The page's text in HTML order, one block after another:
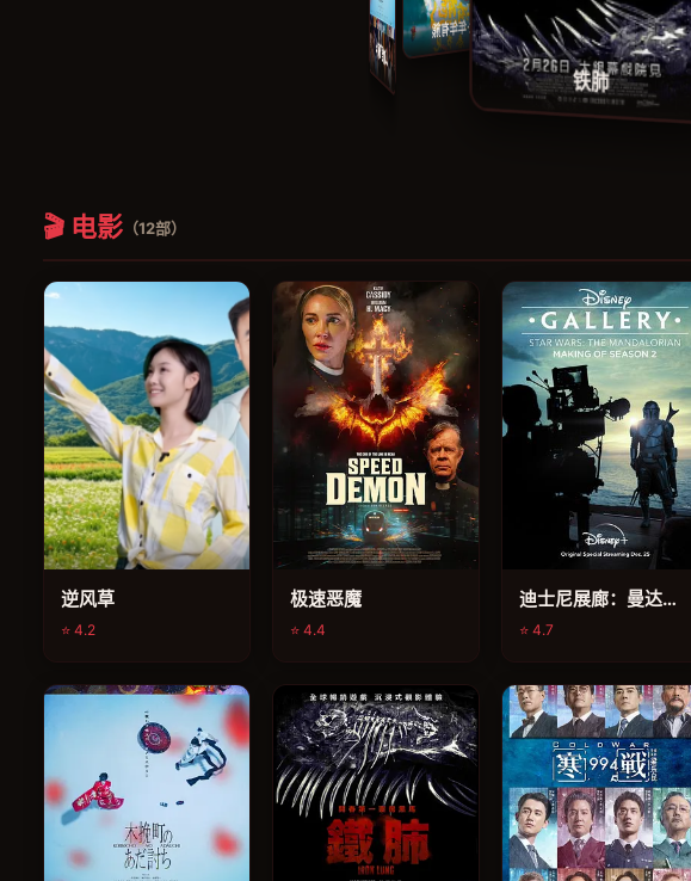
迪士尼展廊：曼达洛人 第一季
熊出没·年年有熊
木挽町复仇记
🎬 电影 （12部）
逆风草
⭐ 4.2
电影
极速恶魔
⭐ 4.4
电影
迪士尼展廊：曼达洛人第二季
⭐ 4.7
电影 电影